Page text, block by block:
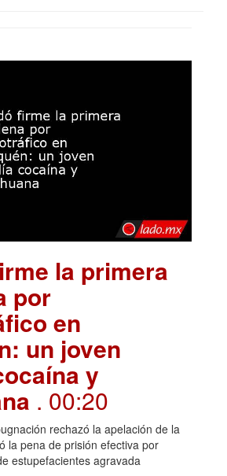
la primera
por
en
un joven
y
. 00:20
rechazó la apelación de la
la pena de prisión efectiva por
estupefacientes agravada